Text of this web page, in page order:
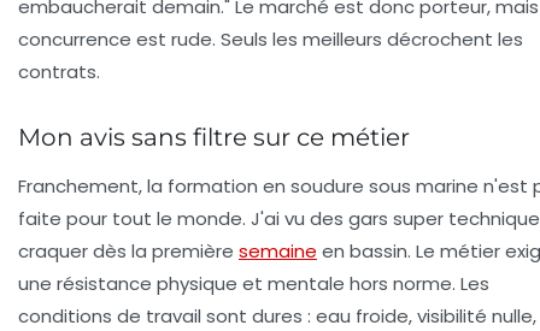
embaucherait demain." Le marché est donc porteur,
concurrence est rude. Seuls les meilleurs décrochent les
contrats.
Mon avis sans filtre sur ce métier
Franchement, la formation en soudure sous marine n'est
faite pour tout le monde. J'ai vu des gars super
craquer dès la première semaine en bassin. Le métier
une résistance physique et mentale hors norme. Les
conditions de travail sont dures : eau froide, visibilité nulle,